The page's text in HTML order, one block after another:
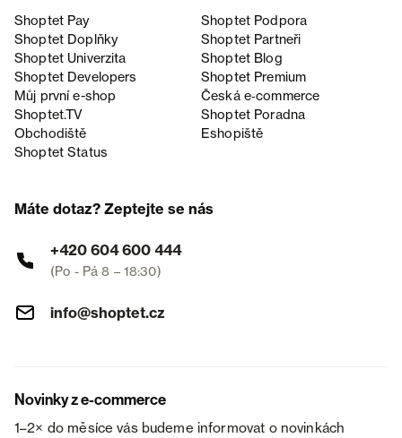
Shoptet Pay
Shoptet Podpora
Shoptet Doplňky
Shoptet Partneři
Shoptet Univerzita
Shoptet Blog
Shoptet Developers
Shoptet Premium
Můj první e-shop
Česká e‑commerce
Shoptet.TV
Shoptet Poradna
Obchodiště
Eshopiště
Shoptet Status
Máte dotaz? Zeptejte se nás
+420 604 600 444
(Po - Pá 8 – 18:30)
info@shoptet.cz
Novinky z e-commerce
1–2× do měsíce vás budeme informovat o novinkách